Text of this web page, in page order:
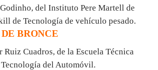
del Instituto Pere Martell de
de Tecnología de vehículo pesado.
BRONCE
Ruiz Cuadros, de la Escuela Técnica
del Automóvil.